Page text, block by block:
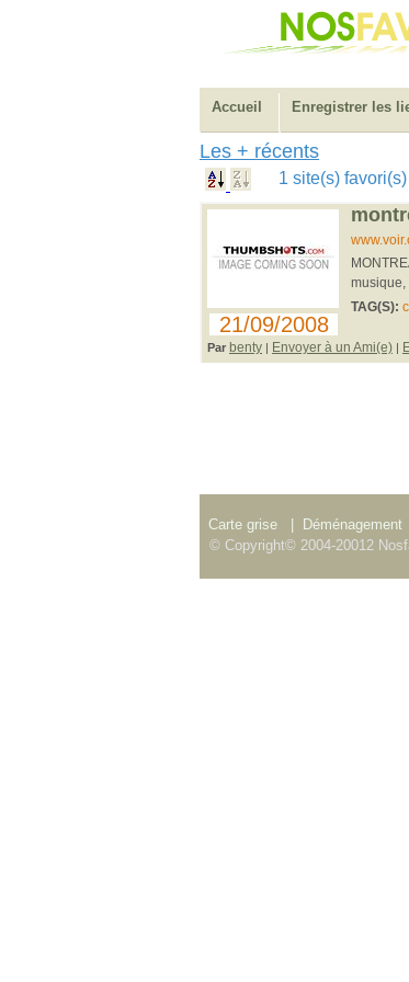
Accueil Enregistrer les
Les + récents
1 site(s)
21/09/2008
musique,
TAG(S):
Par benty | Envoyer à un Ami(e) |
Carte grise Déménagement
© Copyright© 2004-20012